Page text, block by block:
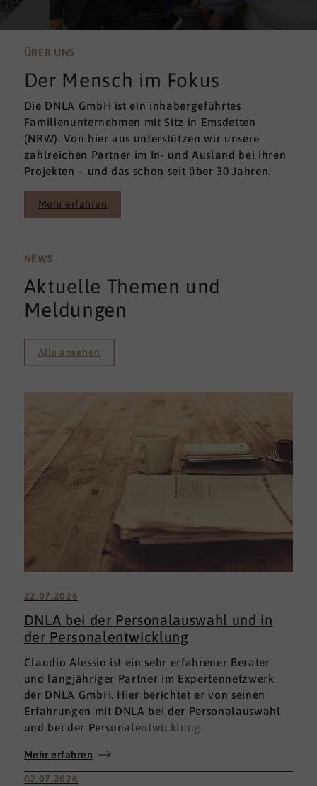
ÜBER UNS
Der Mensch im Fokus
Die DNLA GmbH ist ein inhabergeführtes
Familienunternehmen mit Sitz in Emsdetten
(NRW). Von hier aus unterstützen wir unsere
zahlreichen Partner im In- und Ausland bei ihren
Projekten – und das schon seit über 30 Jahren.
Mehr erfahren
NEWS
Aktuelle Themen und
Meldungen
Alle ansehen
22.07.2026
DNLA bei der Personalauswahl und in
der Personalentwicklung
Claudio Alessio ist ein sehr erfahrener Berater
und langjähriger Partner im Expertennetzwerk
der DNLA GmbH. Hier berichtet er von seinen
Erfahrungen mit DNLA bei der Personalauswahl
und bei der Personalentwicklung.
Mehr erfahren
02.07.2026